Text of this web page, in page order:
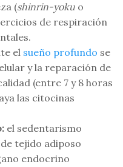
(shinrin-yoku o
de respiración
el sueño profundo se
y la reparación de
(entre 7 y 8 horas
las citocinas
el sedentarismo
tejido adiposo
endocrino